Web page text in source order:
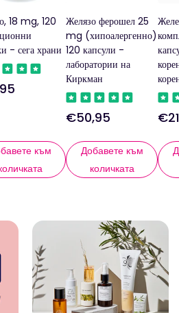
18 mg, 120
- сега храни
към
Желязо ферошел 25
mg (хипоалергенно)
120 капсули -
лаборатории на
Киркман
Редовна
€50,95
Добавете към
количката